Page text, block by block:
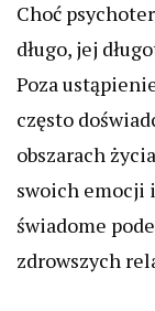
Choć
długo, jej
Poza
często
obszarach
swoich emocji
świadome
zdrowszych